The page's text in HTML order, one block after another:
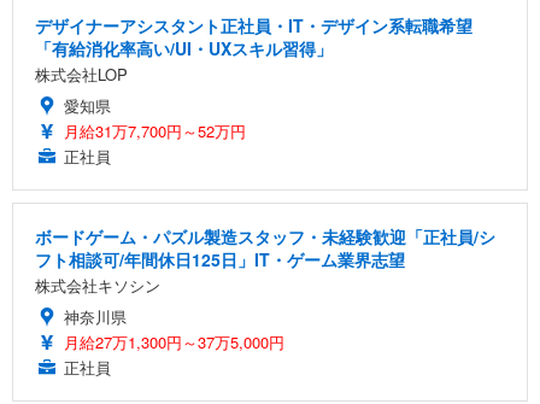
レスト 3Dヘッドレスト ハンガー付き 高反発クッシ
ョン PCチェア 通気性メッシュ ゲーミング/勉強/事
￥7,680
ッシュ 通気性 ランバーサポート付き 腰サポート ガ
勤務 ブラック
￥4,139
応 ComfortView ビジネス向け
￥15,800
HOOTER Gaming Monitor 24” Essential ゲーミン
￥34,980
￥3,670
ュラー 200枚入【Amazon.co.jp限定】
デザイナーアシスタント正社員・IT・デザイン系転職希望
「有給消化率高い/UI・UXスキル習得」
株式会社LOP
愛知県
月給31万7,700円～52万円
正社員
ボードゲーム・パズル製造スタッフ・未経験歓迎「正社員/シ
フト相談可/年間休日125日」IT・ゲーム業界志望
株式会社キソシン
神奈川県
月給27万1,300円～37万5,000円
正社員